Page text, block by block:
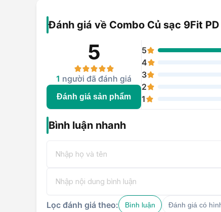
Đánh giá về Combo Củ sạc 9Fit
5
1 người đã đánh giá
Đánh giá sản phẩm
5
4
3
2
1
Bình luận nhanh
Lọc đánh giá theo: Bình luận Đánh giá có